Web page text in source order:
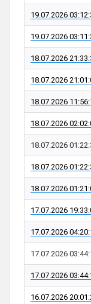
19.07.2026
19.07.2026
18.07.2026
18.07.2026
18.07.2026
18.07.2026
18.07.2026
18.07.2026
18.07.2026
17.07.2026
17.07.2026
17.07.2026
17.07.2026
16.07.2026